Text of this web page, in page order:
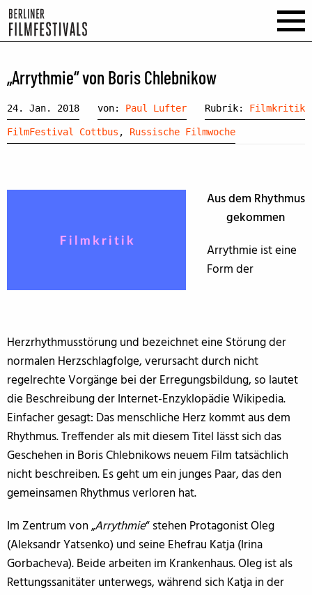
„Arrythmie“ von Boris Chlebnikow
24. Jan. 2018 von: Paul Lufter Rubrik: Filmkritik
FilmFestival Cottbus , Russische Filmwoche
Aus dem Rhythmus
gekommen
Arrythmie ist eine
Form der
Herzrhythmusstörung und bezeichnet eine Störung der
normalen Herzschlagfolge, verursacht durch nicht
regelrechte Vorgänge bei der Erregungsbildung, so lautet
die Beschreibung der Internet-Enzyklopädie Wikipedia.
Einfacher gesagt: Das menschliche Herz kommt aus dem
Rhythmus. Treffender als mit diesem Titel lässt sich das
Geschehen in Boris Chlebnikows neuem Film tatsächlich
nicht beschreiben. Es geht um ein junges Paar, das den
gemeinsamen Rhythmus verloren hat.
Im Zentrum von „Arrythmie“ stehen Protagonist Oleg
(Aleksandr Yatsenko) und seine Ehefrau Katja (Irina
Gorbacheva). Beide arbeiten im Krankenhaus. Oleg ist als
Rettungssanitäter unterwegs, während sich Katja in der